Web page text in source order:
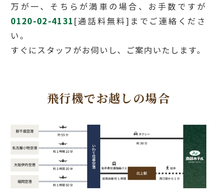
万が一、そちらが満車の場合、お手数ですが
0120-02-4131 [通話料無料]までご連絡くださ
い。
すぐにスタッフがお伺いし、ご案内いたします。
飛行機でお越しの場合